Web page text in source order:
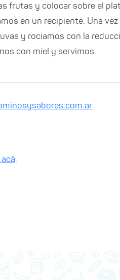
frutas y colocar sobre el
en un recipiente. Una
y rociamos con la
con miel y servimos.
.